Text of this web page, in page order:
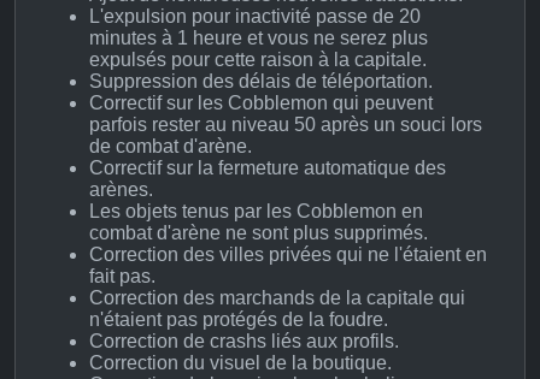
L'expulsion pour inactivité passe de 20
minutes à 1 heure et vous ne serez plus
expulsés pour cette raison à la capitale.
Suppression des délais de téléportation.
Correctif sur les Cobblemon qui peuvent
parfois rester au niveau 50 après un souci lors
de combat d'arène.
Correctif sur la fermeture automatique des
arènes.
Les objets tenus par les Cobblemon en
combat d'arène ne sont plus supprimés.
Correction des villes privées qui ne l'étaient en
fait pas.
Correction des marchands de la capitale qui
n'étaient pas protégés de la foudre.
Correction de crashs liés aux profils.
Correction du visuel de la boutique.